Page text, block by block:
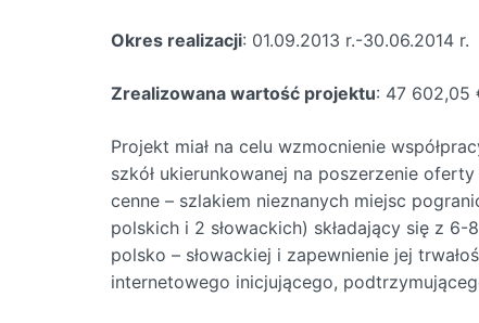
Okres realizacji: 01.09.2013 r.-30.06.2014 r.
Zrealizowana wartość projektu: 47 602,05
Projekt miał na celu wzmocnienie
szkół ukierunkowanej na poszerzenie
cenne – szlakiem nieznanych miejsc
polskich i 2 słowackich) składający się z
polsko – słowackiej i zapewnienie jej
internetowego inicjującego,